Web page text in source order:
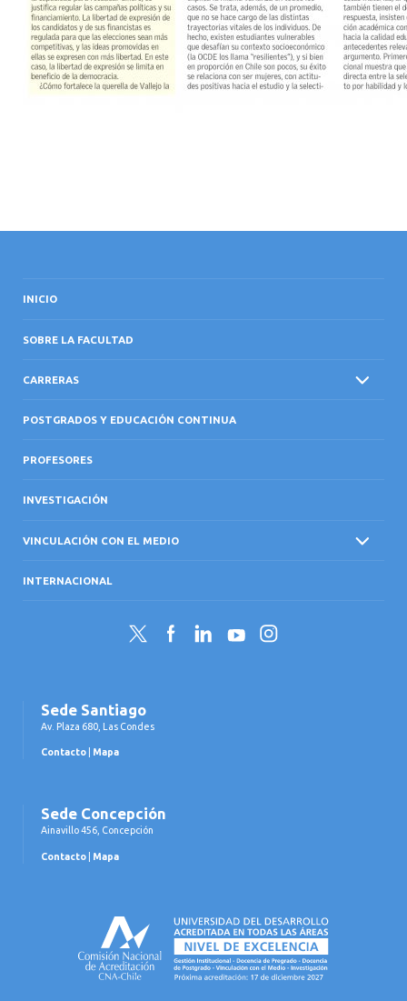
INICIO
SOBRE LA FACULTAD
CARRERAS
POSTGRADOS Y EDUCACIÓN CONTINUA
PROFESORES
INVESTIGACIÓN
VINCULACIÓN CON EL MEDIO
INTERNACIONAL
Twitter FacebookLinkedInYouTubeInstagram
Sede Santiago
Av. Plaza 680, Las Condes
Contacto Mapa
Sede Concepción
Ainavillo 456, Concepción
Contacto Mapa